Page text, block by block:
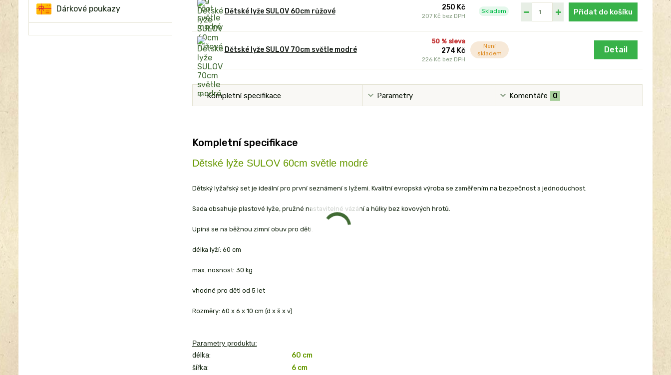
Dárkové poukazy Dětské lyže SULOV 60cm růžové 250 Kč
207 Kč bez DPH
Skladem Přidat do košíku
Dětské lyže SULOV 70cm světle modré
50 % sleva
274 Kč
226 Kč bez DPH
Není
skladem
Detail
Kompletní specifikace Parametry Komentáře 0
Kompletní specifikace
Dětské lyže SULOV 60cm světle modré
Dětský lyžařský set je ideální pro první seznámení s lyžemi. Kvalitní evropská výroba se zaměřením na bezpečnost a jednoduchost.
Sada obsahuje plastové lyže, pružné nastavitelné vázání a hůlky bez kovových hrotů.
Upíná se na běžnou zimní obuv pro děti.
délka lyží: 60 cm
max. nosnost: 30 kg
vhodné pro děti od 5 let
Rozměry: 60 x 6 x 10 cm (d x š x v)
Parametry produktu:
délka:
60 cm
šířka:
6 cm